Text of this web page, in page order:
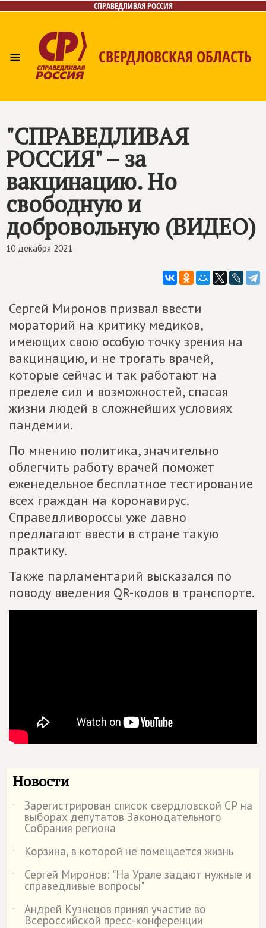
СПРАВЕДЛИВАЯ РОССИЯ
≡ СВЕРДЛОВСКАЯ ОБЛАСТЬ
Контакты
Поиск
"СПРАВЕДЛИВАЯ
РОССИЯ" – за
вакцинацию. Но
свободную и
добровольную (ВИДЕО)
10 декабря 2021
Сергей Миронов призвал ввести
мораторий на критику медиков,
имеющих свою особую точку зрения на
вакцинацию, и не трогать врачей,
которые сейчас и так работают на
пределе сил и возможностей, спасая
жизни людей в сложнейших условиях
пандемии.
По мнению политика, значительно
облегчить работу врачей поможет
еженедельное бесплатное тестирование
всех граждан на коронавирус.
Справедливороссы уже давно
предлагают ввести в стране такую
практику.
Также парламентарий высказался по
поводу введения QR-кодов в транспорте.
Новости
˙ Зарегистрирован список свердловской СР на
выборах депутатов Законодательного
Собрания региона
˙
Корзина, в которой не помещается жизнь
˙
Сергей Миронов: "На Урале задают нужные и
справедливые вопросы"
˙
Андрей Кузнецов принял участие во
Всероссийской пресс-конференции